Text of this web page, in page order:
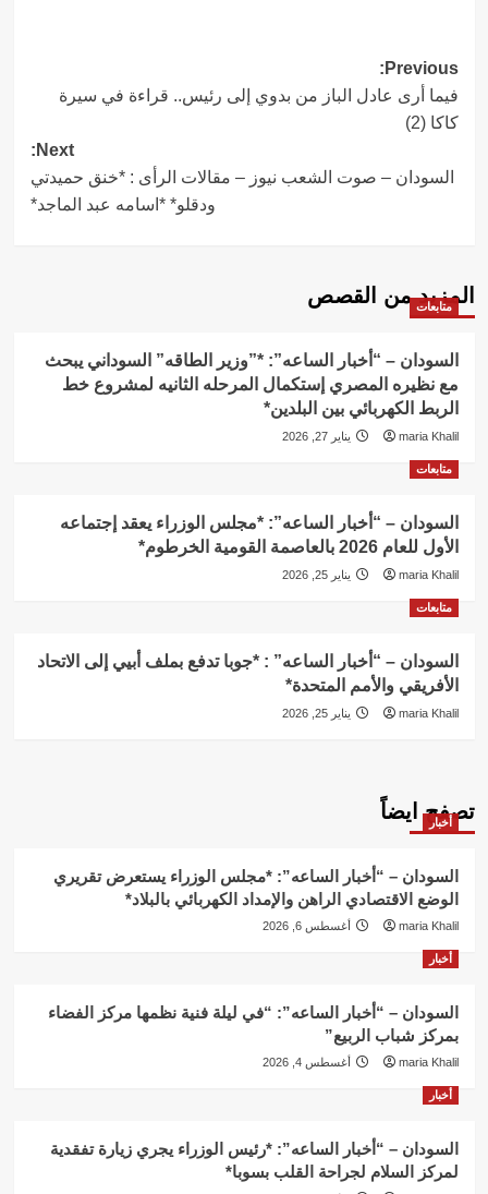
Post
navigation
Previous:
فيما أرى عادل الباز من بدوي إلى رئيس.. قراءة في سيرة
كاكا (2)
Next:
السودان – صوت الشعب نيوز – مقالات الرأى : *خنق حميدتي
ودقلو* *اسامه عبد الماجد*
المزيد من القصص
متابعات
السودان – “أخبار الساعه”: *”وزير الطاقه” السوداني يبحث
مع نظيره المصري إستكمال المرحله الثانيه لمشروع خط
الربط الكهربائي بين البلدين*
maria Khalil يناير 27, 2026
متابعات
السودان – “أخبار الساعه”: *مجلس الوزراء يعقد إجتماعه
الأول للعام 2026 بالعاصمة القومية الخرطوم*
maria Khalil يناير 25, 2026
متابعات
السودان – “أخبار الساعه” : *جوبا تدفع بملف أبيي إلى الاتحاد
الأفريقي والأمم المتحدة*
maria Khalil يناير 25, 2026
تصفح ايضاً
أخبار
السودان – “أخبار الساعه”: *مجلس الوزراء يستعرض تقريري
الوضع الاقتصادي الراهن والإمداد الكهربائي بالبلاد*
maria Khalil أغسطس 6, 2026
أخبار
السودان – “أخبار الساعه”: “في ليلة فنية نظمها مركز الفضاء
بمركز شباب الربيع”
maria Khalil أغسطس 4, 2026
أخبار
السودان – “أخبار الساعه”: *رئيس الوزراء يجري زيارة تفقدية
لمركز السلام لجراحة القلب بسوبا*